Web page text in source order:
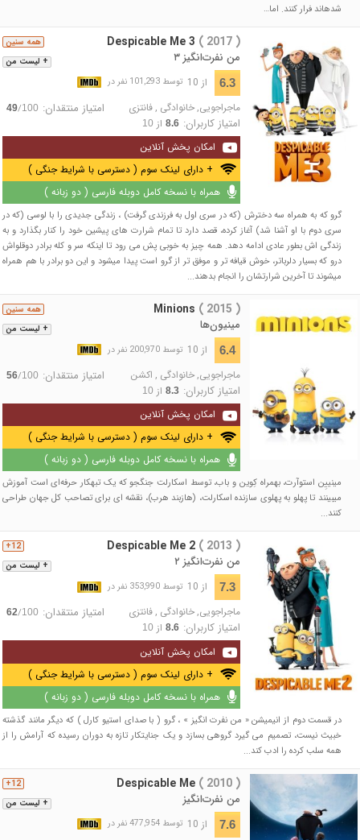
شده‎اند فرار کنند. اما…
+ لیست من
همه سنین Despicable Me 3 ( 2017 )
من نفرت‌انگیز ۳
6.3 از 10 توسط 101,293 نفر در
ماجراجویی, خانوادگی , فانتزی امتیاز منتقدان: 49/100
امتیاز کاربران: 8.6از 10
امکان پخش آنلاین
+ دارای لینک سوم ( دسترسی با شرایط جنگی )
همراه با نسخه کامل دوبله فارسی ( دو زبانه )
گرو که به همراه سه دخترش (که در سری اول به فرزندی گرفت) ، زندگی جدیدی را با لوسی (که در
سری دوم با او آشنا شد) آغاز کرده، قصد دارد تا تمام شرارت های پیشین خود را کنار بگذارد و به
زندگی اش بطور عادی ادامه دهد. همه چیز به خوبی پش می رود تا اینکه سر و کله برادر دوقلواش
درو که بسیار دلرباتر، خوش قیافه تر و موفق تر از گرو است پیدا میشود و این دو برادر با هم همراه
میشوند تا آخرین شرارتشان را انجام بدهند...
+ لیست من
همه سنین Minions ( 2015 )
مینیون‌ها
6.4 از 10 توسط 200,970 نفر در
ماجراجویی,خانوادگی , اکشن امتیاز منتقدان: 56/100
امتیاز کاربران: 8.3از 10
امکان پخش آنلاین
+ دارای لینک سوم ( دسترسی با شرایط جنگی )
همراه با نسخه کامل دوبله فارسی ( دو زبانه )
مینییِن استوآرت، بهمراه کِوین و باب، توسط اسکارلت جنگجو که یک تبهکار حرفه‌ای است آموزش
میبینند تا پهلو به پهلوی سازنده اسکارلت، (هازبند هرب)، نقشه ای برای تصاحب کل جهان طراحی
کنند...
+ لیست من
12+ Despicable Me 2 ( 2013 )
من نفرت‌انگیز ۲
7.3 از 10 توسط 353,990 نفر در
ماجراجویی,خانوادگی ,فانتزی امتیاز منتقدان: 62/100
امتیاز کاربران: 8.6از 10
امکان پخش آنلاین
+ دارای لینک سوم ( دسترسی با شرایط جنگی )
همراه با نسخه کامل دوبله فارسی ( دو زبانه )
در قسمت دوم از انیمیشن « من نفرت انگیز » ، گرو ( با صدای استیو کارل ) که دیگر مانند گذشته
خبیث نیست، تصمیم می گیرد گروهی بسازد و یک جنایتکار تازه به دوران رسیده که آرامش را از
همه سلب کرده را ادب کند...
+ لیست من
12+ Despicable Me ( 2010 )
من نفرت‌انگیز
7.6 از 10 توسط 477,954 نفر در